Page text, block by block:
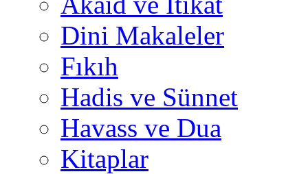
Dini Makaleler
Fıkıh
Hadis ve Sünnet
Havass ve Dua
Kitaplar